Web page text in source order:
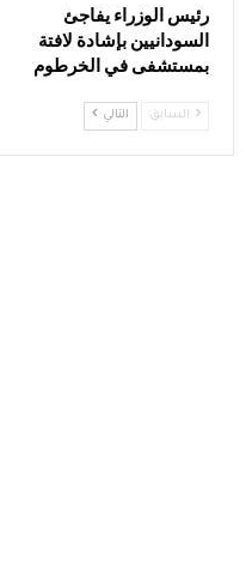
رئيس الوزراء يفاجئ
السودانيين بإشادة لافتة
بمستشفى في الخرطوم
السابق التالي